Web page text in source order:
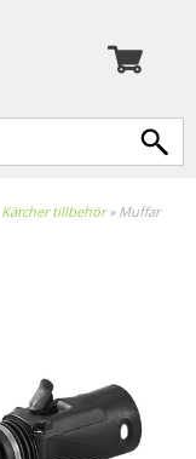
Kärcher tillbehör» Muffar